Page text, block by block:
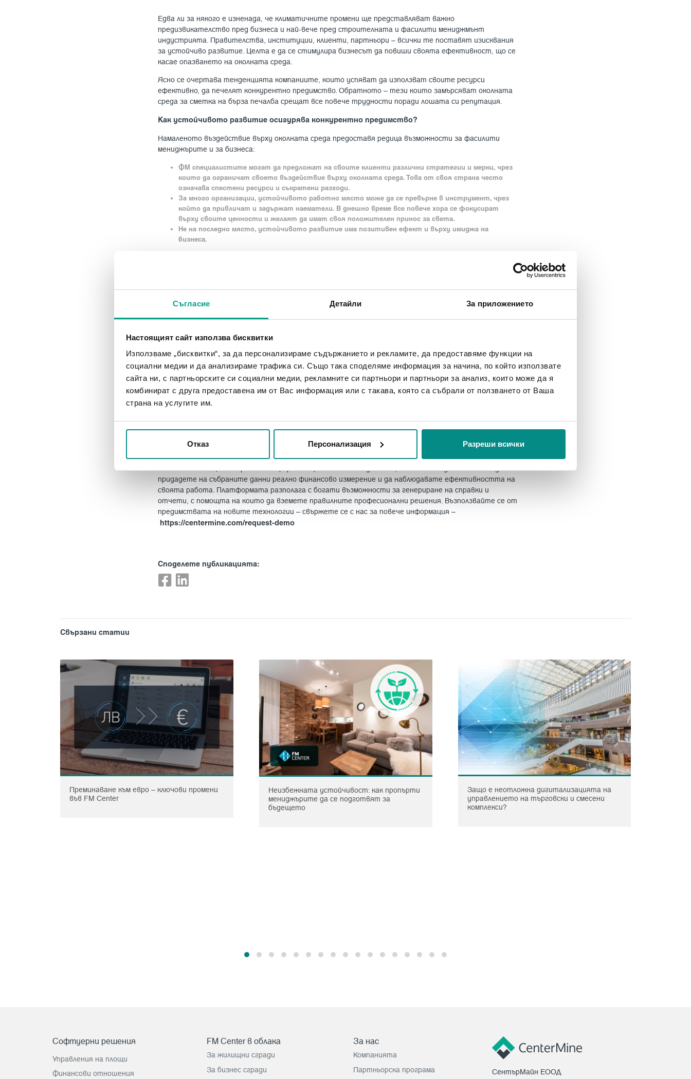
Съгласие Детайли За приложението
Настоящият сайт използва бисквитки
Използваме „бисквитки“, за да персонализираме съдържанието и рекламите, да предоставяме функции на
социални медии и да анализираме трафика си. Също така споделяме информация за начина, по който използвате
сайта ни, с партньорските си социални медии, рекламните си партньори и партньори за анализ, които може да я
комбинират с друга предоставена им от Вас информация или с такава, която са събрали от ползването от Ваша
страна на услугите им.
Отказ Персонализация Разреши всички
Едва ли за някого е изненада, че климатичните промени ще представляват важно
предизвикателство пред бизнеса и най-вече пред строителната и фасилити мениджмънт
индустрията. Правителства, институции, клиенти, партньори – всички те поставят изисквания
за устойчиво развитие. Целта е да се стимулира бизнесът да повиши своята ефективност, що се
касае опазването на околната среда.
Ясно се очертава тенденцията компаниите, които успяват да използват своите ресурси
ефективно, да печелят конкурентно предимство. Обратното – тези които замърсяват околната
среда за сметка на бърза печалба срещат все повече трудности поради лошата си репутация.
Как устойчивото развитие осигурява конкурентно предимство?
Намаленото въздействие върху околната среда предоставя редица възможности за фасилити
мениджърите и за бизнеса:
ФМ специалистите могат да предложат на своите клиенти различни стратегии и мерки, чрез
които да ограничат своето въздействие върху околната среда. Това от своя страна често
означава спестени ресурси и съкратени разходи.
За много организации, устойчивото работно място може да се превърне в инструмент, чрез
който да привличат и задържат наематели. В днешно време все повече хора се фокусират
върху своите ценности и желаят да имат своя положителен принос за света.
Не на последно място, устойчивото развитие има позитивен ефект и върху имиджа на
бизнеса.
на пространството по отношение на естествената светлина, качеството на въздуха и шума.
Ето няколко добри практики, които можете да приложите:
Възползвайте се максимално от естествената дневна светлина
Подобрете енергийната ефективност
Инвестирайте в устойчиви технологии
развитие при създаването, оптимизирането, управлението и автоматизирането на работните
процеси. Важно условие за постигането на тази цел е имплементирането на нови технологии и
съществена информация от сензори и BMS системи, да научат как различните пространства се
използват, да предвидят бъдещи нужди и да оптимизират настоящите си процеси с мисъл за
придадете на събраните данни реално финансово измерение и да наблюдавате ефективността на
своята работа. Платформата разполага с богати възможности за генериране на справки и
отчети, с помощта на които да вземете правилните професионални решения. Възползвайте се от
предимствата на новите технологии – свържете се с нас за повече информация –
https://centermine.com/request-demo
Споделете публикацията:
Свързани статии
Преминаване към евро – ключови промени
във FM Center
Неизбежната устойчивост: как пропърти
мениджърите да се подготвят за
бъдещето
Защо е неотложна дигитализацията на
управлението на търговски и смесени
комплекси?
Софтуерни решения
Управления на площи
Финансови отношения
FM Center в облака
За жилищни сгради
За бизнес сгради
За нас
Компанията
Партньорска програма
СентърМайн ЕООД